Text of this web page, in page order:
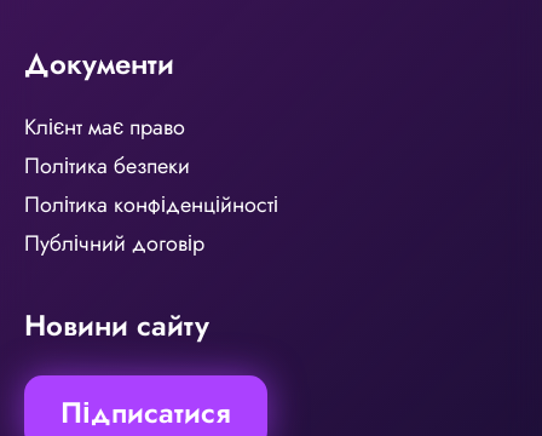
Документи
Клієнт має право
Політика безпеки
Політика конфіденційності
Публічний договір
Новини сайту
Підписатися